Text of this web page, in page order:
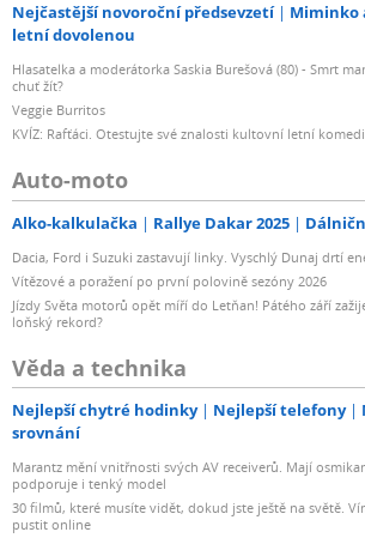
Nejčastější novoroční předsevzetí Miminko
letní dovolenou
Hlasatelka a moderátorka Saskia Burešová (80) - Smrt
chuť žít?
Veggie Burritos
KVÍZ: Rafťáci. Otestujte své znalosti kultovní letní
Auto-moto
Alko-kalkulačka Rallye Dakar 2025
Dacia, Ford i Suzuki zastavují linky. Vyschlý Dunaj drtí
Vítězové a poražení po první polovině sezóny 2026
Jízdy Světa motorů opět míří do Letňan! Pátého září
loňský rekord?
Věda a technika
Nejlepší chytré hodinky Nejlepší telefony
srovnání
Marantz mění vnitřnosti svých AV receiverů. Mají
podporuje i tenký model
30 filmů, které musíte vidět, dokud jste ještě na světě.
pustit online